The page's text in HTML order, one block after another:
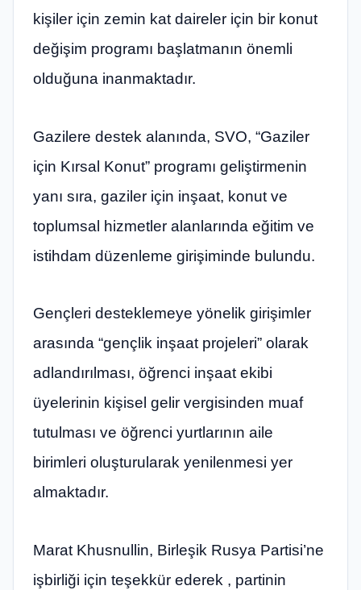
kişiler için zemin kat daireler için bir konut
değişim programı başlatmanın önemli
olduğuna inanmaktadır.
Gazilere destek alanında, SVO, “Gaziler
için Kırsal Konut” programı geliştirmenin
yanı sıra, gaziler için inşaat, konut ve
toplumsal hizmetler alanlarında eğitim ve
istihdam düzenleme girişiminde bulundu.
Gençleri desteklemeye yönelik girişimler
arasında “gençlik inşaat projeleri” olarak
adlandırılması, öğrenci inşaat ekibi
üyelerinin kişisel gelir vergisinden muaf
tutulması ve öğrenci yurtlarının aile
birimleri oluşturularak yenilenmesi yer
almaktadır.
Marat Khusnullin, Birleşik Rusya Partisi’ne
işbirliği için teşekkür ederek , partinin